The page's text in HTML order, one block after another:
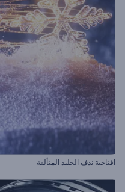
افتاحية ندف الجليد المتألقة